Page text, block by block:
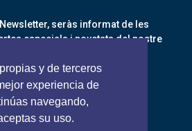
y de terceros
experiencia de
navegando,
su uso.
seràs informat de les
especials i novetats del nostre